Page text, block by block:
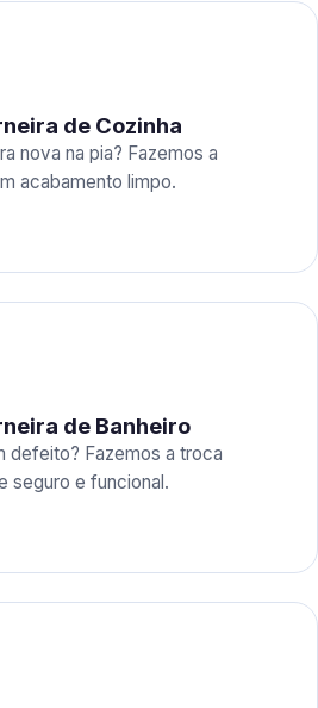
de Cozinha
nova na pia? Fazemos a
acabamento limpo.
de Banheiro
defeito? Fazemos a troca
seguro e funcional.